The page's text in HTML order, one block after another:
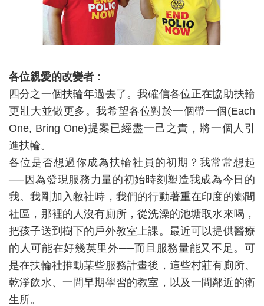
各位親愛的改變者：
四分之一個扶輪年過去了。我確信各位正在協助扶輪
更壯大並做更多。我希望各位對於一個帶一個(Each
One, Bring One)提案已經盡一己之責，將一個人引
進扶輪。
各位是否想過你成為扶輪社員的初期？我常常想起
──因為發現服務力量的初始時刻塑造我成為今日的
我。我剛加入敝社時，我們的行動著重在印度的鄉間
社區，那裡的人沒有廁所，從洗澡的池塘取水來喝，
把孩子送到樹下的戶外教室上課。最近可以提供醫療
的人可能在好幾英里外──而且服務量能又不足。可
是在扶輪社推動某些服務計畫後，這些村莊有廁所、
乾淨飲水、一間早期學習的教室，以及一間鄰近的衛
生所。